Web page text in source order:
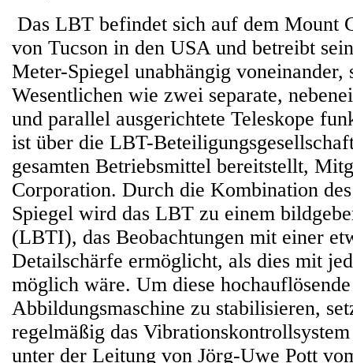
Das LBT befindet sich auf dem Mount
von Tucson in den USA und betreibt
Meter-Spiegel unabhängig voneinander,
Wesentlichen wie zwei separate,
und parallel ausgerichtete Teleskope
ist über die LBT-
gesamten Betriebsmittel bereitstellt,
Corporation. Durch die Kombination
Spiegel wird das LBT zu einem
(LBTI), das Beobachtungen mit einer
Detailschärfe ermöglicht, als dies mit
möglich wäre. Um diese hochauflösende
Abbildungsmaschine zu stabilisieren,
regelmäßig das
unter der Leitung von Jörg-Uwe Pott